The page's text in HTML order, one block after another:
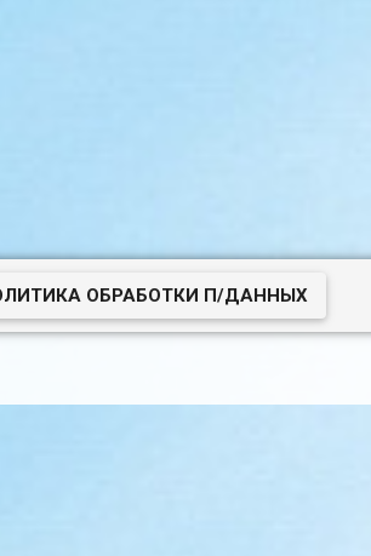
ОБРАБОТКИ П/ДАННЫХ